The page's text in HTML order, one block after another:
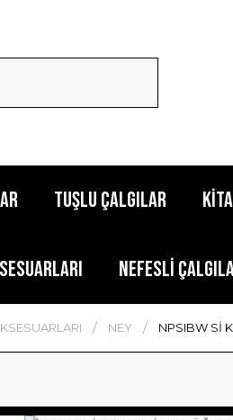
TUŞLU ÇALGILAR
NEFESLİ
NEY NPSIBW Sİ